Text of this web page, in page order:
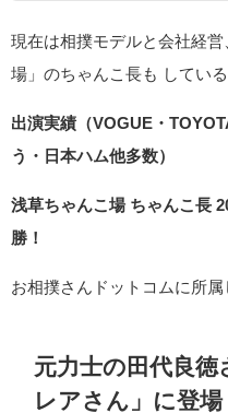
現在は相撲モデルと会社経
場」のちゃんこ長も している
出演実績（VOGUE・
う・日本ハム他多数）
浅草ちゃんこ場 ちゃんこ長
勝！
お相撲さんドットコムに所属
元力士の田代良徳
レアさん」に登場